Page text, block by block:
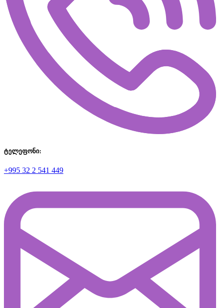
ტელეფონი:
+995 32 2 541 449